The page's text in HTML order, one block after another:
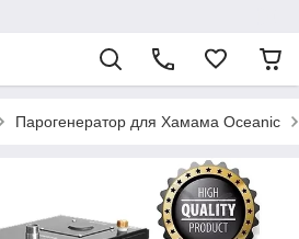
Парогенератор для Хамама Oceanic